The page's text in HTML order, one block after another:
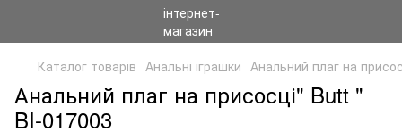
Каталог товарів Анальні іграшки Анальний плаг на
Анальний плаг на присосці" Butt "
BI-017003